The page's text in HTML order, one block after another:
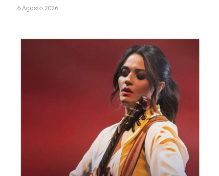
6 Agosto 2026